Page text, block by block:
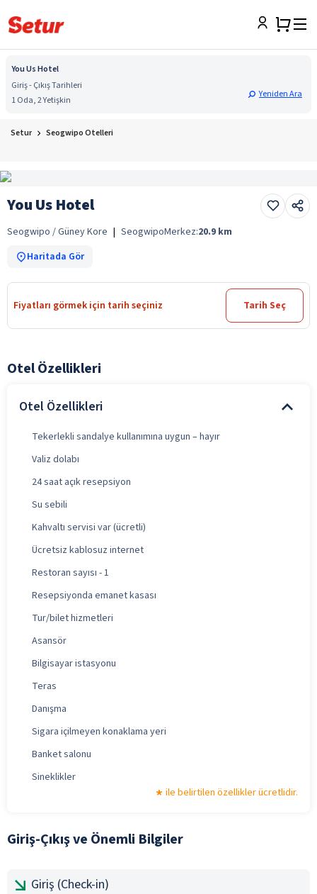
You Us Hotel
Giriş - Çıkış Tarihleri
1 Oda, 2 Yetişkin
Yeniden Ara
Setur Seogwipo Otelleri
You Us Hotel
Seogwipo / Güney Kore | SeogwipoMerkez:20.9 km
Haritada Gör
Fiyatları görmek için tarih seçiniz Tarih Seç
Otel Özellikleri
Otel Özellikleri
Tekerlekli sandalye kullanımına uygun – hayır
Valiz dolabı
24 saat açık resepsiyon
Su sebili
Kahvaltı servisi var (ücretli)
Ücretsiz kablosuz internet
Restoran sayısı - 1
Resepsiyonda emanet kasası
Tur/bilet hizmetleri
Asansör
Bilgisayar istasyonu
Teras
Danışma
Sigara içilmeyen konaklama yeri
Banket salonu
Sineklikler
ile belirtilen özellikler ücretlidir.
Giriş-Çıkış ve Önemli Bilgiler
Giriş (Check-in)